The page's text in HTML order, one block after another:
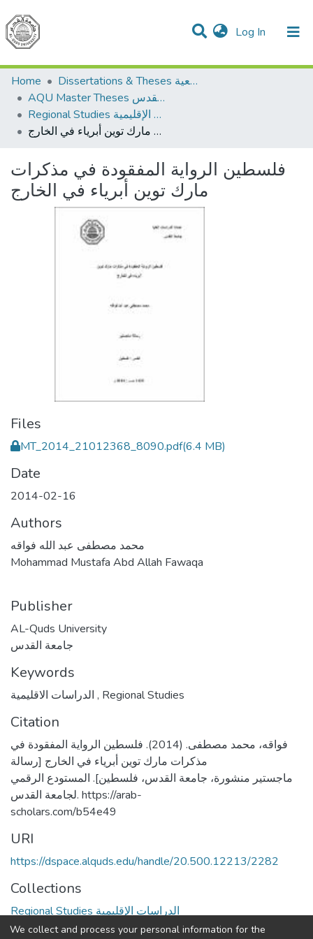
Log In (current)
Communities & Collections
All of DSpace
Home
Dissertations & Theses الرسائل الجامعية
AQU Master Theses الرسائل الجامعية الخاصة بجامعة القدس
Regional Studies الدراسات الإقليمية
فلسطين الرواية المفقودة في مذكرات مارك توين أبرياء في الخارج
فلسطين الرواية المفقودة في مذكرات
مارك توين أبرياء في الخارج
Files
MT_2014_21012368_8090.pdf(6.4 MB)
Date
2014-02-16
Authors
محمد مصطفى عبد الله فواقه
Mohammad Mustafa Abd Allah Fawaqa
Publisher
AL-Quds University
جامعة القدس
Keywords
, Regional Studies
Citation
فواقه، محمد مصطفى. (2014). فلسطين الرواية المفقودة في
مذكرات مارك توين أبرياء في الخارج [رسالة
ماجستير منشورة، جامعة القدس، فلسطين]. المستودع الرقمي
لجامعة القدس. https://arab-
scholars.com/b54e49
URI
https://dspace.alquds.edu/handle/20.500.12213/2282
Collections
Regional Studies الدراسات الإقليمية
We collect and process your personal information for the